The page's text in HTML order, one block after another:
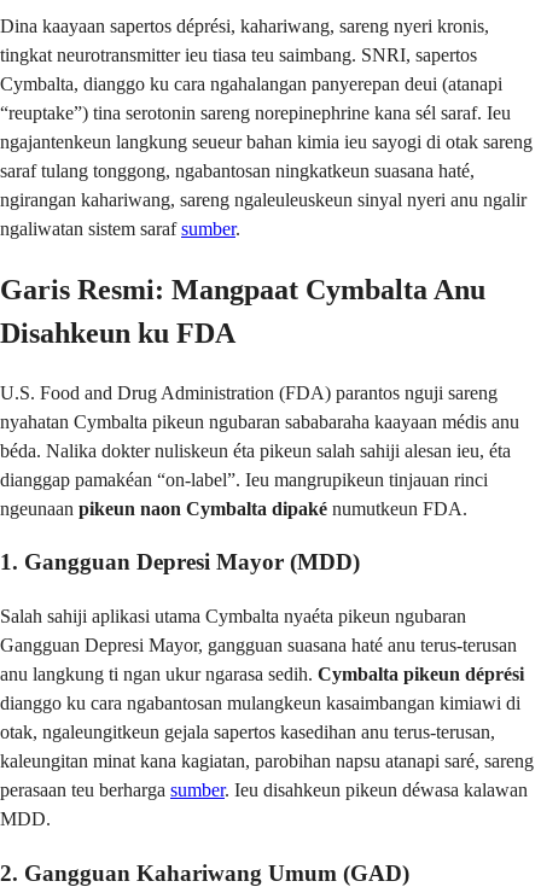
Dina kaayaan sapertos déprési, kahariwang, sareng nyeri kronis,
tingkat neurotransmitter ieu tiasa teu saimbang. SNRI, sapertos
Cymbalta, dianggo ku cara ngahalangan panyerepan deui (atanapi
“reuptake”) tina serotonin sareng norepinephrine kana sél saraf. Ieu
ngajantenkeun langkung seueur bahan kimia ieu sayogi di otak sareng
saraf tulang tonggong, ngabantosan ningkatkeun suasana haté,
ngirangan kahariwang, sareng ngaleuleuskeun sinyal nyeri anu ngalir
ngaliwatan sistem sarafsumber.
Garis Resmi: Mangpaat Cymbalta Anu
Disahkeun ku FDA
U.S. Food and Drug Administration (FDA) parantos nguji sareng
nyahatan Cymbalta pikeun ngubaran sababaraha kaayaan médis anu
béda. Nalika dokter nuliskeun éta pikeun salah sahiji alesan ieu, éta
dianggap pamakéan “on-label”. Ieu mangrupikeun tinjauan rinci
ngeunaan pikeun naon Cymbalta dipaké numutkeun FDA.
1. Gangguan Depresi Mayor (MDD)
Salah sahiji aplikasi utama Cymbalta nyaéta pikeun ngubaran
Gangguan Depresi Mayor, gangguan suasana haté anu terus-terusan
anu langkung ti ngan ukur ngarasa sedih. Cymbalta pikeun déprési
dianggo ku cara ngabantosan mulangkeun kasaimbangan kimiawi di
otak, ngaleungitkeun gejala sapertos kasedihan anu terus-terusan,
kaleungitan minat kana kagiatan, parobihan napsu atanapi saré, sareng
perasaan teu berharga sumber. Ieu disahkeun pikeun déwasa kalawan
MDD.
2. Gangguan Kahariwang Umum (GAD)